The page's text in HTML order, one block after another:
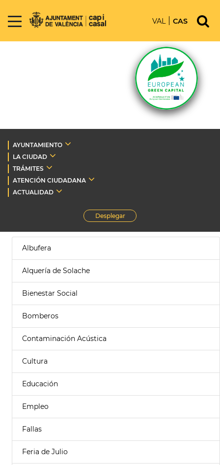
VAL CAS
AYUNTAMIENTO
LA CIUDAD
TRÁMITES
ATENCIÓN CIUDADANA
ACTUALIDAD
Desplegar
Albufera
Alquería de Solache
Bienestar Social
Bomberos
Contaminación Acústica
Cultura
Educación
Empleo
Fallas
Feria de Julio